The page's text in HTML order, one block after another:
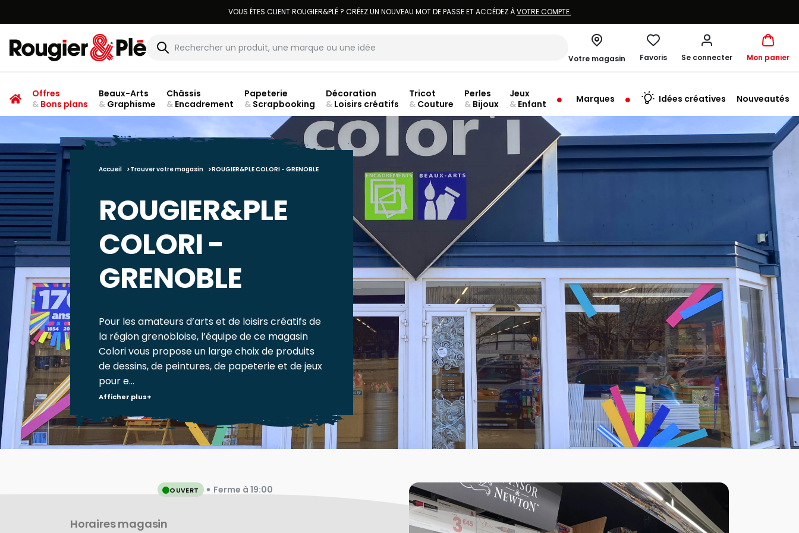
LIVRAISON À DOMICILE OFFERTE DÈS 70€.VOIR CONDITIONS
Votre magasin
Ferme à 19:00
Favoris Se connecter Mon panier
Offres
&Bons plans
Beaux-Arts
&Graphisme
Châssis
&Encadrement
Papeterie
&Scrapbooking
Décoration
&Loisirs créatifs
Tricot
& Couture
Perles
& Bijoux
Jeux
& Enfant Marques Idées créatives Nouveautés
Accueil Trouver votre magasin ROUGIER&PLE COLORI - GRENOBLE
ROUGIER&PLE
COLORI -
GRENOBLE
Pour les amateurs d’arts et de loisirs créatifs de
la région grenobloise, l’équipe de ce magasin
Colori vous propose un large choix de produits
de dessins, de peintures, de papeterie et de jeux
pour e...
Afficher plus
OUVERT Ferme à 19:00
Horaires magasin